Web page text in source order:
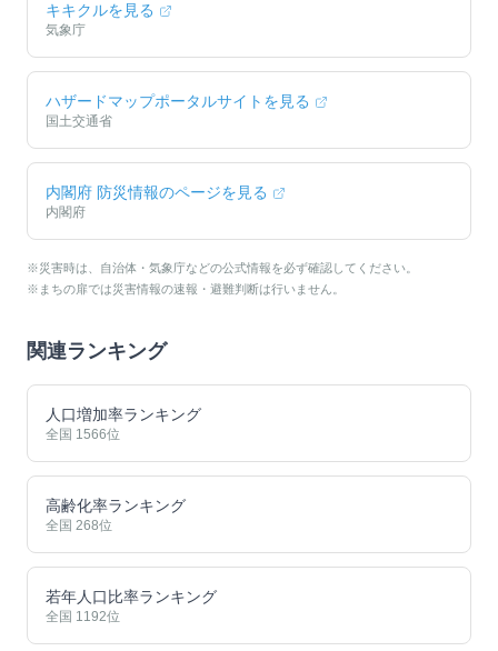
キキクルを見る
気象庁
ハザードマップポータルサイトを見る
国土交通省
内閣府 防災情報のページを見る
内閣府
※災害時は、自治体・気象庁などの公式情報を必ず確認してください。
※まちの扉では災害情報の速報・避難判断は行いません。
関連ランキング
人口増加率ランキング
全国 1566位
高齢化率ランキング
全国 268位
若年人口比率ランキング
全国 1192位